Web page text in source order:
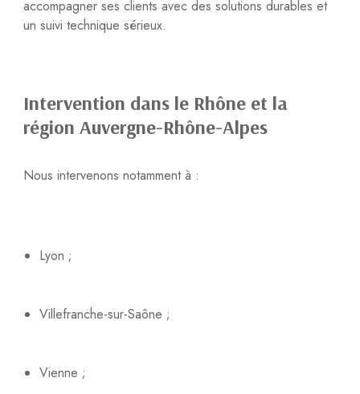
accompagner ses clients avec des solutions durables et
un suivi technique sérieux.
Intervention dans le Rhône et la
région Auvergne-Rhône-Alpes
Nous intervenons notamment à :
Lyon ;
Villefranche-sur-Saône ;
Vienne ;